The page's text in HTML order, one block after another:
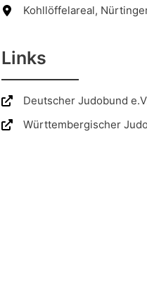
Kohllöffelareal,
Links
Deutscher Judobund
Württembergischer